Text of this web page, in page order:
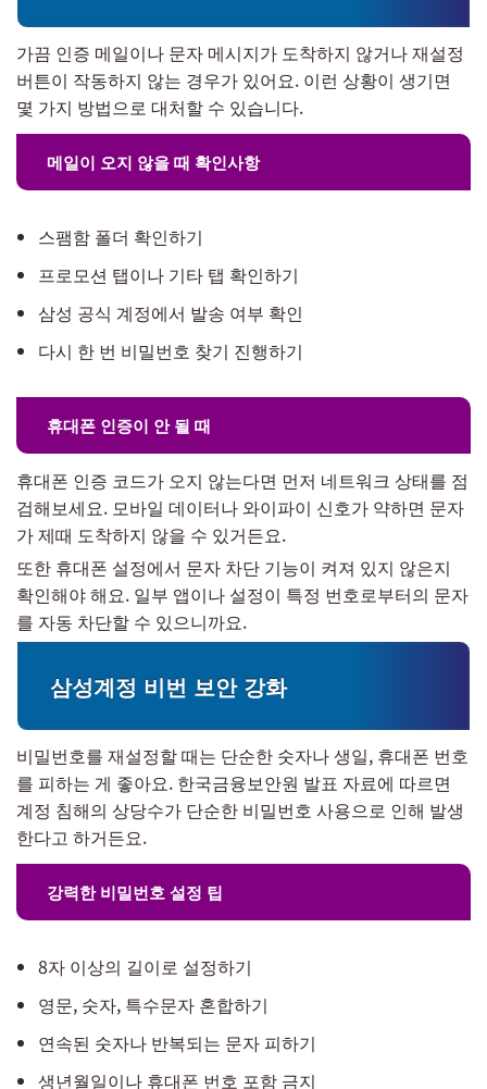
가끔 인증 메일이나 문자 메시지가 도착하지 않거나 재설정
버튼이 작동하지 않는 경우가 있어요. 이런 상황이 생기면
몇 가지 방법으로 대처할 수 있습니다.
메일이 오지 않을 때 확인사항
스팸함 폴더 확인하기
프로모션 탭이나 기타 탭 확인하기
삼성 공식 계정에서 발송 여부 확인
다시 한 번 비밀번호 찾기 진행하기
휴대폰 인증이 안 될 때
휴대폰 인증 코드가 오지 않는다면 먼저 네트워크 상태를 점
검해보세요. 모바일 데이터나 와이파이 신호가 약하면 문자
가 제때 도착하지 않을 수 있거든요.
또한 휴대폰 설정에서 문자 차단 기능이 켜져 있지 않은지
확인해야 해요. 일부 앱이나 설정이 특정 번호로부터의 문자
를 자동 차단할 수 있으니까요.
삼성계정 비번 보안 강화
비밀번호를 재설정할 때는 단순한 숫자나 생일, 휴대폰 번호
를 피하는 게 좋아요. 한국금융보안원 발표 자료에 따르면
계정 침해의 상당수가 단순한 비밀번호 사용으로 인해 발생
한다고 하거든요.
강력한 비밀번호 설정 팁
8자 이상의 길이로 설정하기
영문, 숫자, 특수문자 혼합하기
연속된 숫자나 반복되는 문자 피하기
생년월일이나 휴대폰 번호 포함 금지